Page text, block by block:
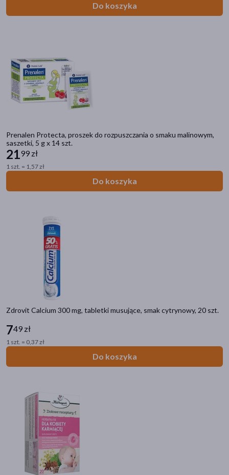
Do koszyka
Prenalen Protecta, proszek do rozpuszczania o smaku malinowym,
saszetki, 5 g x 14 szt.
2199 zł
1 szt. = 1,57 zł
Do koszyka
Zdrovit Calcium 300 mg, tabletki musujące, smak cytrynowy, 20 szt.
749 zł
1 szt. = 0,37 zł
Do koszyka